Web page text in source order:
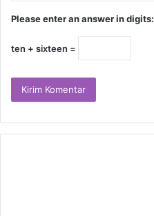
Please enter an answer in digits:
ten + sixteen =